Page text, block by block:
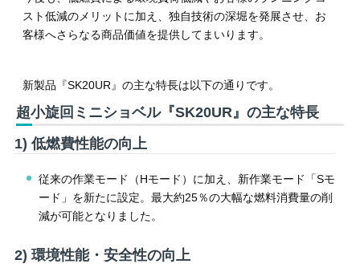
スト低減のメリットに加え、独自技術の深堀を発展させ、お
客様へさらなる商品価値を提供してまいります。
新製品『SK20UR』の主な特長は以下の通りです。
超小旋回ミニショベル『SK20UR』の主な特長
1) 低燃費性能の向上
従来の作業モード（Hモード）に加え、新作業モード「Sモ
ード」を新たに設定。最大約25％の大幅な燃料消費量の削
減が可能となりました。
2) 環境性能・安全性の向上